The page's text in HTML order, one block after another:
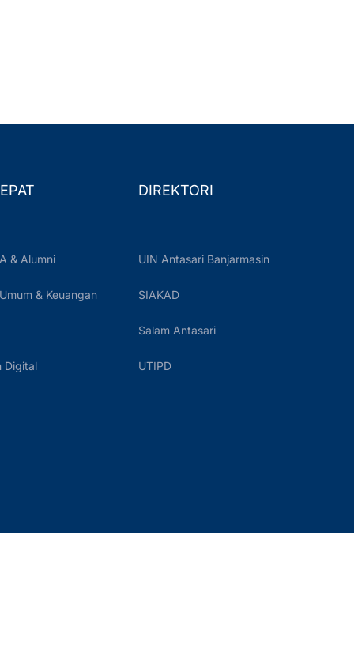
& Alumni
& Keuangan
Digital
DIREKTORI
UIN Antasari Banjarmasin
SIAKAD
Salam Antasari
UTIPD